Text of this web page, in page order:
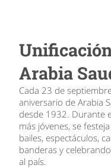
Arabia
Cada 23 de
aniversario de Arabia
desde 1932. Durante
más jóvenes, se
bailes, espectáculos,
banderas y
al país.